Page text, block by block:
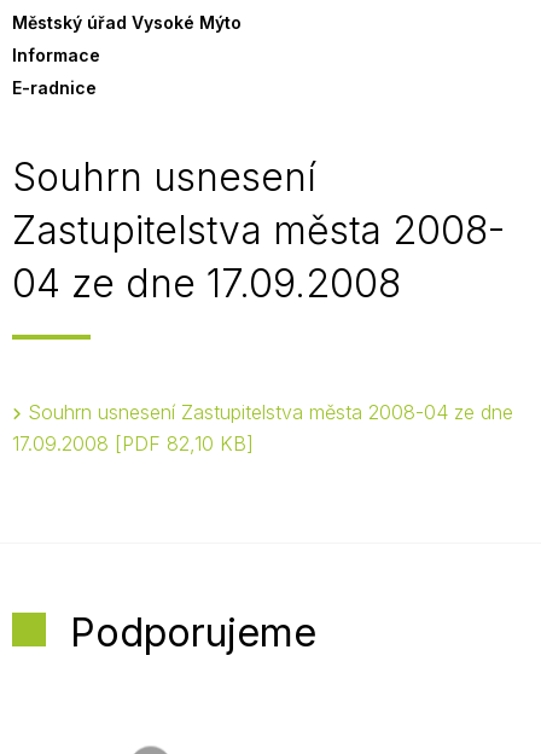
Městský úřad Vysoké Mýto
Informace
E-radnice
Souhrn usnesení
Zastupitelstva města 2008-
04 ze dne 17.09.2008
Souhrn usnesení Zastupitelstva města 2008-04 ze dne
17.09.2008
PDF 82,10 KB
Podporujeme